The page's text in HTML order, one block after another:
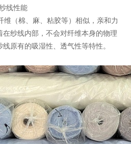
线性能
（棉、麻、粘胶等）相似，亲和力
纱线内部，不会对纤维本身的物理
原有的吸湿性、透气性等特性。